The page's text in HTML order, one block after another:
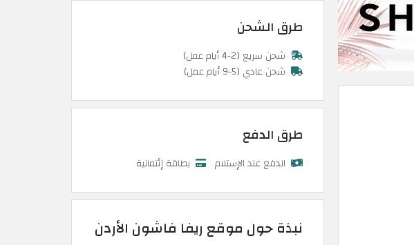
طرق الشحن
شحن سريع (2-4 أيام عمل)
شحن عادي (5-9 أيام عمل)
طرق الدفع
الدفع عند الإستلام بطاقة إئتمانية
نبذة حول موقع ريفا فاشون الأردن